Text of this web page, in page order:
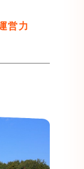
営力